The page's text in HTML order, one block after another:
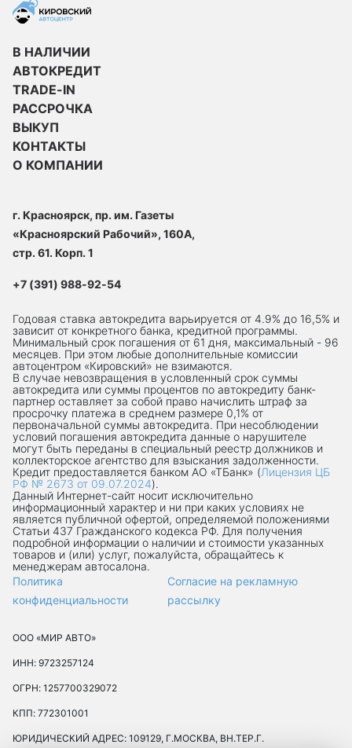
В НАЛИЧИИ
АВТОКРЕДИТ
TRADE-IN
РАССРОЧКА
ВЫКУП
КОНТАКТЫ
О КОМПАНИИ
г. Красноярск, пр. им. Газеты
«Красноярский Рабочий», 160А,
стр. 61. Корп. 1
+7 (391) 988-92-54
Годовая ставка автокредита варьируется от 4.9% до 16,5% и
зависит от конкретного банка, кредитной программы.
Минимальный срок погашения от 61 дня, максимальный - 96
месяцев. При этом любые дополнительные комиссии
автоцентром «Кировский» не взимаются.
В случае невозвращения в условленный срок суммы
автокредита или суммы процентов по автокредиту банк-
партнер оставляет за собой право начислить штраф за
просрочку платежа в среднем размере 0,1% от
первоначальной суммы автокредита. При несоблюдении
условий погашения автокредита данные о нарушителе
могут быть переданы в специальный реестр должников и
коллекторское агентство для взыскания задолженности.
Кредит предоставляется банком АО «ТБанк» (Лицензия ЦБ
РФ № 2673 от 09.07.2024).
Данный Интернет-сaйт носит исключительно
информационный характер и ни при каких условиях не
является публичной офертой, определяемой положениями
Статьи 437 Гражданского кодекса РФ. Для получения
подробной информации о наличии и стоимости указанных
товаров и (или) услуг, пожалуйста, обращайтесь к
менеджерам автосалона.
Политика
конфиденциальности
Согласие на рекламную
рассылку
ООО «МИР АВТО»
ИНН: 9723257124
ОГРН: 1257700329072
КПП: 772301001
ЮРИДИЧЕСКИЙ АДРЕС: 109129, Г.МОСКВА, ВН.ТЕР.Г.